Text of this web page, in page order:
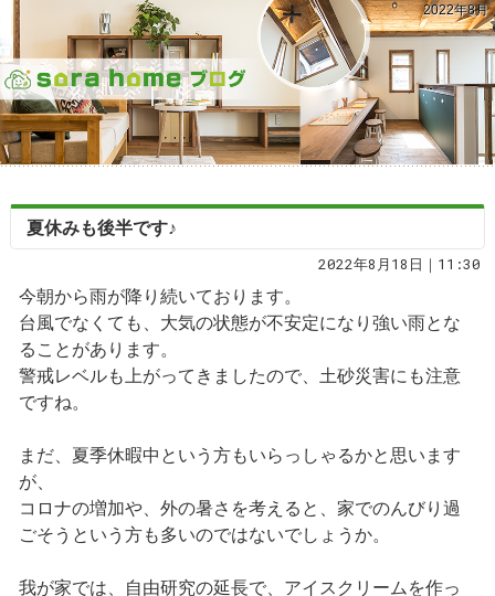
2022年8月
夏休みも後半です♪
2022年8月18日｜11:30
今朝から雨が降り続いております。
台風でなくても、大気の状態が不安定になり強い雨とな
ることがあります。
警戒レベルも上がってきましたので、土砂災害にも注意
ですね。
まだ、夏季休暇中という方もいらっしゃるかと思います
が、
コロナの増加や、外の暑さを考えると、家でのんびり過
ごそうという方も多いのではないでしょうか。
我が家では、自由研究の延長で、アイスクリームを作っ